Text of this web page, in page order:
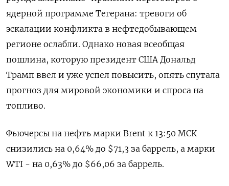
ядерной ‌программе Тегерана: тревоги об
эскалации конфликта в нефтедобывающем
регионе ослабли. Однако новая всеобщая
пошлина, которую президент США Дональд
Трамп ввел и уже успел повысить, опять спутала
прогноз для ​мировой экономики и спроса на
топливо.
Фьючерсы ​на нефть марки ​Brent к ⁠13:50 МСК
снизились на 0,64% до $71,3 за ‌баррель, а марки
WTI - на ‌0,63% до $66,06 за баррель.